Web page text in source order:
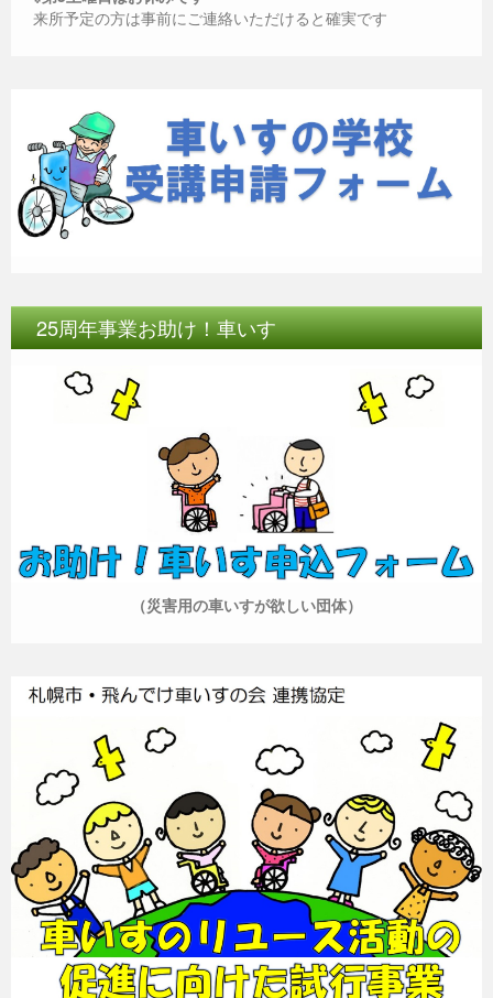
k
来所予定の方は事前にご連絡いただけると確実です
25周年事業お助け！車いす
（災害用の車いすが欲しい団体）